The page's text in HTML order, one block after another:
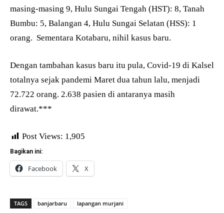
masing-masing 9, Hulu Sungai Tengah (HST): 8, Tanah
Bumbu: 5, Balangan 4, Hulu Sungai Selatan (HSS): 1
orang. Sementara Kotabaru, nihil kasus baru.
Dengan tambahan kasus baru itu pula, Covid-19 di Kalsel
totalnya sejak pandemi Maret dua tahun lalu, menjadi
72.722 orang. 2.638 pasien di antaranya masih
dirawat.***
Post Views: 1,905
Bagikan ini:
Facebook X
TAGS banjarbaru lapangan murjani